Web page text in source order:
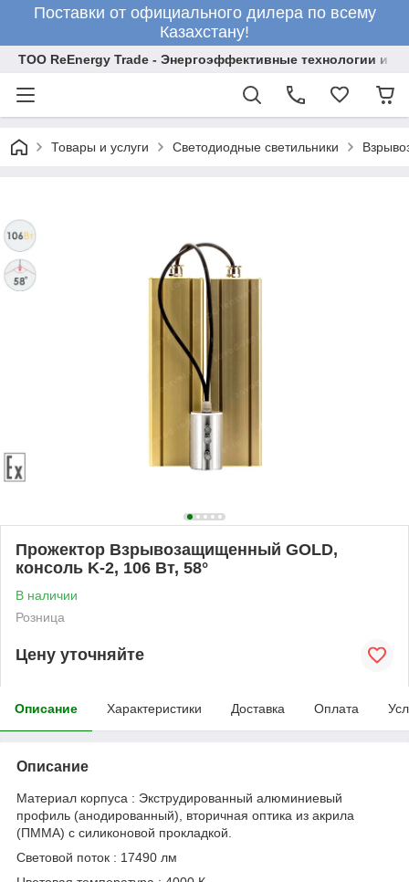
Поставки от официального дилера по всему
Казахстану!
ТОО ReEnergy Trade - Энергоэффективные технологии и
Товары и услуги Светодиодные светильники
Прожектор Взрывозащищенный GOLD,
консоль K-2, 106 Вт, 58°
В наличии
Розница
Цену уточняйте
Описание Характеристики Доставка Оплата
Описание
Материал корпуса : Экструдированный алюминиевый
профиль (анодированный), вторичная оптика из акрила
(ПММА) с силиконовой прокладкой.
Световой поток : 17490 лм